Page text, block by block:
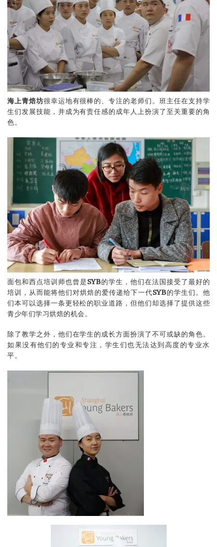
海上青焙坊很幸运地有很棒的、专注的老师们。班主任在支持学
生们发展技能，并成为有责任感的成年人上扮演了至关重要的角
色。
面包和西点培训师也曾是SYB的学生，他们在法国接受了最好的
培训，从而能将他们对烘焙的爱传递给下一代SYB的学生们。他
们本可以选择一条更轻松的职业道路，但他们却选择了提供这些
青少年们学习烘焙的机会。
除了教学之外，他们在学生的成长方面扮演了不可或缺的角色。
如果没有他们的专业和专注，学生们也无法达到高度的专业水
平。